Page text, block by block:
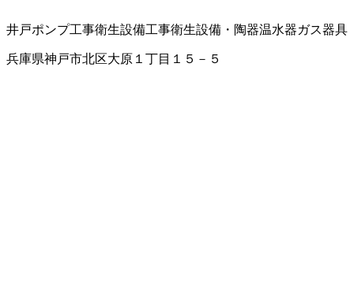
井戸ポンプ工事衛生設備工事衛生設備・陶器温水器ガス器具
兵庫県神戸市北区大原１丁目１５－５